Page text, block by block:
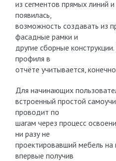
из сегментов прямых линий
появилась,
возможность создавать из
фасадные рамки и
другие сборные
профиля в
отчёте учитывается,
Для начинающих
встроенный простой
проводит по
шагам через процесс
ни разу не
проектировавший мебель
впервые получив